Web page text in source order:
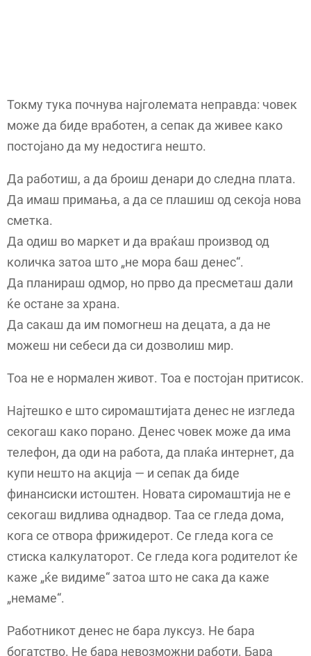
Токму тука почнува најголемата неправда: човек
може да биде вработен, а сепак да живее како
постојано да му недостига нешто.
Да работиш, а да броиш денари до следна плата.
Да имаш примања, а да се плашиш од секоја нова
сметка.
Да одиш во маркет и да враќаш производ од
количка затоа што „не мора баш денес“.
Да планираш одмор, но прво да пресметаш дали
ќе остане за храна.
Да сакаш да им помогнеш на децата, а да не
можеш ни себеси да си дозволиш мир.
Тоа не е нормален живот. Тоа е постојан притисок.
Најтешко е што сиромаштијата денес не изгледа
секогаш како порано. Денес човек може да има
телефон, да оди на работа, да плаќа интернет, да
купи нешто на акција — и сепак да биде
финансиски истоштен. Новата сиромаштија не е
секогаш видлива однадвор. Таа се гледа дома,
кога се отвора фрижидерот. Се гледа кога се
стиска калкулаторот. Се гледа кога родителот ќе
каже „ќе видиме“ затоа што не сака да каже
„немаме“.
Работникот денес не бара луксуз. Не бара
богатство. Не бара невозможни работи. Бара